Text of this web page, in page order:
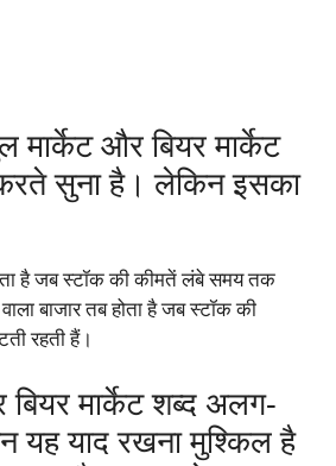
मार्केट और बियर मार्केट
सुना है। लेकिन इसका
है जब स्टॉक की कीमतें लंबे समय तक
बाजार तब होता है जब स्टॉक की
रहती हैं।
मार्केट शब्द अलग-
यह याद रखना मुश्किल है